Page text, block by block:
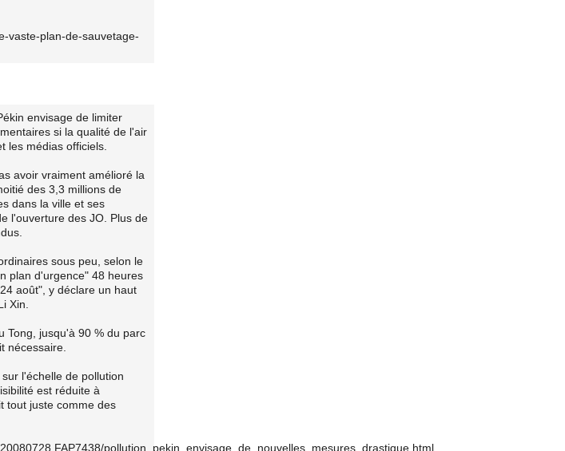
vaste-plan-de-sauvetage-
envisage de limiter
si la qualité de l'air
les médias officiels.
avoir vraiment amélioré la
des 3,3 millions de
dans la ville et ses
l'ouverture des JO. Plus de
sous peu, selon le
plan d'urgence" 48 heures
août", y déclare un haut
Xin.
Tong, jusqu'à 90 % du parc
nécessaire.
l'échelle de pollution
est réduite à
tout juste comme des
pollution_pekin_envisage_de_nouvelles_mesures_drastique.html